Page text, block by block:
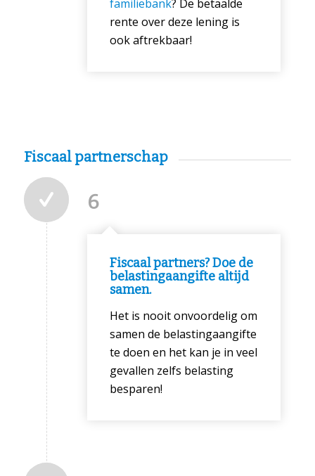
familiebank? De betaalde
rente over deze lening is
ook aftrekbaar!
Fiscaal partnerschap
6
Fiscaal partners? Doe de
belastingaangifte altijd
samen.
Het is nooit onvoordelig om
samen de belastingaangifte
te doen en het kan je in veel
gevallen zelfs belasting
besparen!